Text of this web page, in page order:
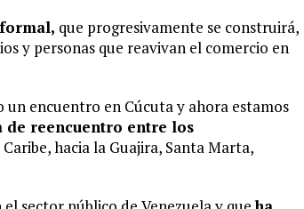
que progresivamente se construirá,
y personas que reavivan el comercio en
un encuentro en Cúcuta y ahora estamos
de reencuentro entre los
hacia la Guajira, Santa Marta,